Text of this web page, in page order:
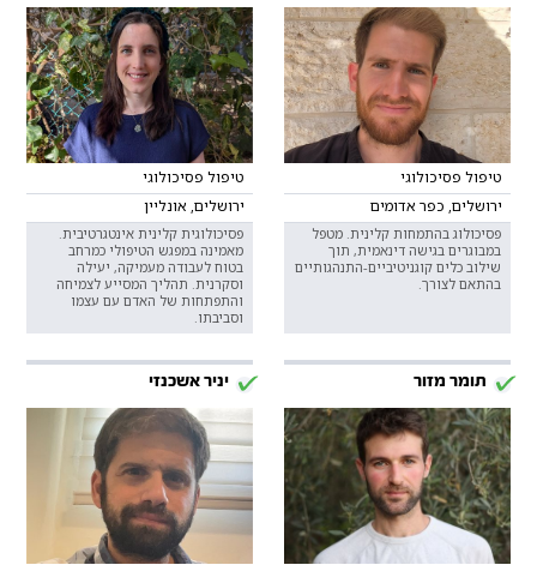
טיפול פסיכולוגי
ירושלים, כפר אדומים
פסיכולוג בהתמחות קלינית. מטפל
במבוגרים בגישה דינאמית, תוך
שילוב כלים קוגניטיביים-התנהגותיים
בהתאם לצורך.
טיפול פסיכולוגי
ירושלים, אונליין
פסיכולוגית קלינית אינטגרטיבית.
מאמינה במפגש הטיפולי כמרחב
בטוח לעבודה מעמיקה, יעילה
וסקרנית. תהליך המסייע לצמיחה
והתפתחות של האדם עם עצמו
וסביבתו.
תומר מזור יניר אשכנזי